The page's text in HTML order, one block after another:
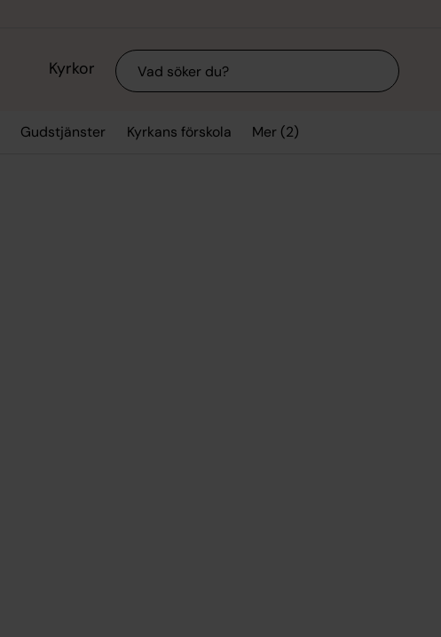
Kyrkor Sök
Gudstjänster Kyrkans förskola Mer (2)